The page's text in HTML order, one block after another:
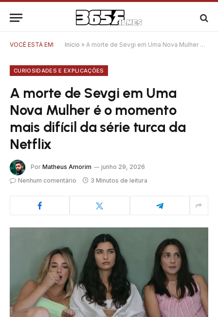
VOCÊ ESTÁ EM: Início » A morte de Sevgi em Uma Nova Mulher é o momento mais difícil da série turca da Netflix
CURIOSIDADES E EXPLICAÇÕES
A morte de Sevgi em Uma
Nova Mulher é o momento
mais difícil da série turca da
Netflix
Por Matheus Amorim
junho 29, 2026
Nenhum comentário
3 Minutos de leitura